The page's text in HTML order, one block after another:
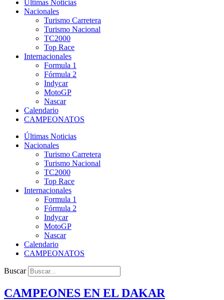
Últimas Noticias
Nacionales
Turismo Carretera
Turismo Nacional
TC2000
Top Race
Internacionales
Formula 1
Fórmula 2
Indycar
MotoGP
Nascar
Calendario
CAMPEONATOS
Últimas Noticias
Nacionales
Turismo Carretera
Turismo Nacional
TC2000
Top Race
Internacionales
Formula 1
Fórmula 2
Indycar
MotoGP
Nascar
Calendario
CAMPEONATOS
Buscar
CAMPEONES EN EL DAKAR